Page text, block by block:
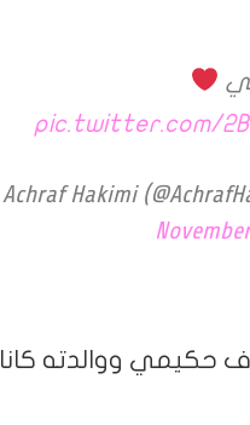
pic.twitter.com/
حكيمي ووالدته كانا